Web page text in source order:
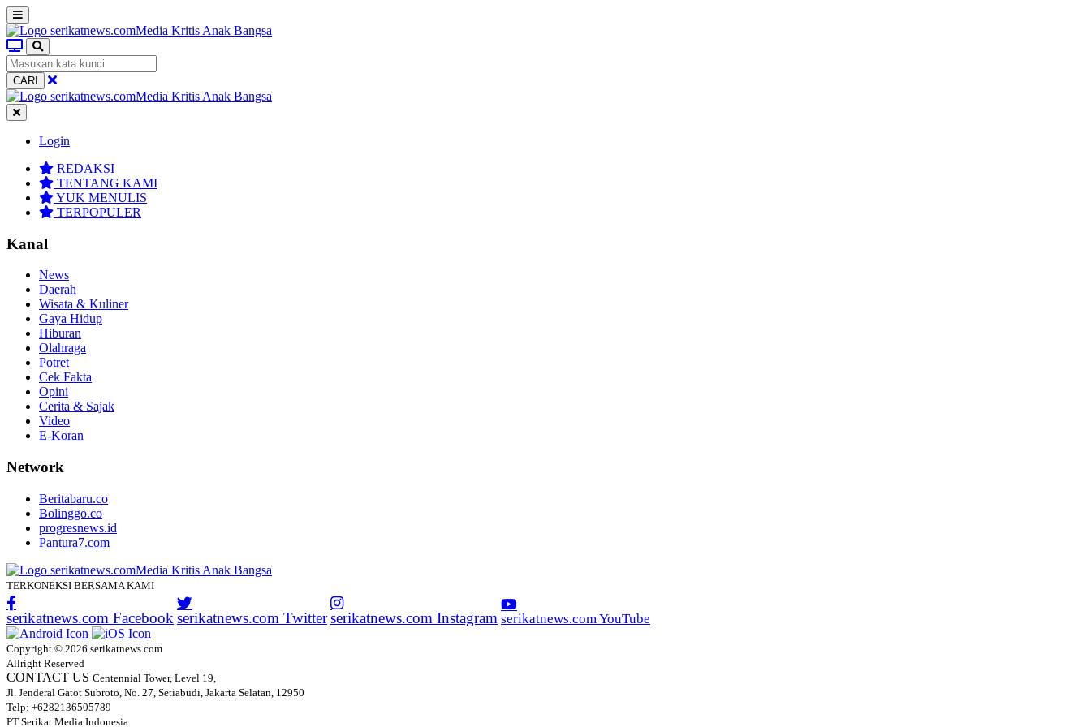
CARI
Login
REDAKSI
TENTANG KAMI
YUK MENULIS
TERPOPULER
Kanal
News
Daerah
Wisata & Kuliner
Gaya Hidup
Hiburan
Olahraga
Potret
Cek Fakta
Opini
Cerita & Sajak
Video
E-Koran
Network
Beritabaru.co
Bolinggo.co
progresnews.id
Pantura7.com
TERKONEKSI BERSAMA KAMI
serikatnews.com Facebook serikatnews.com Twitter serikatnews.com Instagram serikatnews.com YouTube
Copyright © 2026 serikatnews.com
Allright Reserved
CONTACT US Centennial Tower, Level 19,
Jl. Jenderal Gatot Subroto, No. 27, Setiabudi, Jakarta Selatan, 12950
Telp: +6282136505789
PT Serikat Media Indonesia